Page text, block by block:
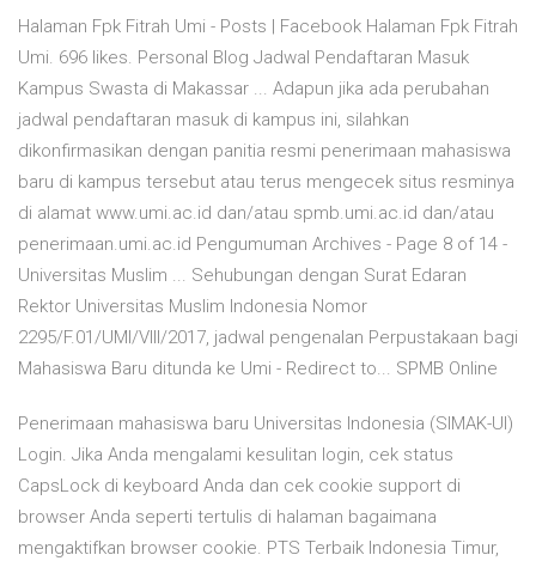
Halaman Fpk Fitrah Umi - Posts | Facebook Halaman Fpk Fitrah
Umi. 696 likes. Personal Blog Jadwal Pendaftaran Masuk
Kampus Swasta di Makassar ... Adapun jika ada perubahan
jadwal pendaftaran masuk di kampus ini, silahkan
dikonfirmasikan dengan panitia resmi penerimaan mahasiswa
baru di kampus tersebut atau terus mengecek situs resminya
di alamat www.umi.ac.id dan/atau spmb.umi.ac.id dan/atau
penerimaan.umi.ac.id Pengumuman Archives - Page 8 of 14 -
Universitas Muslim ... Sehubungan dengan Surat Edaran
Rektor Universitas Muslim Indonesia Nomor
2295/F.01/UMI/VIII/2017, jadwal pengenalan Perpustakaan bagi
Mahasiswa Baru ditunda ke Umi - Redirect to... SPMB Online
Penerimaan mahasiswa baru Universitas Indonesia (SIMAK-UI)
Login. Jika Anda mengalami kesulitan login, cek status
CapsLock di keyboard Anda dan cek cookie support di
browser Anda seperti tertulis di halaman bagaimana
mengaktifkan browser cookie. PTS Terbaik Indonesia Timur,